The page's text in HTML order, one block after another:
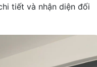
tiết và nhận diện đối